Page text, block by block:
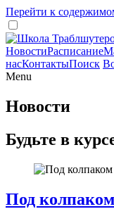
Перейти к
НовостиРасписание
насКонтактыПоиск
Menu
Новости
Будьте в
Под колпаком